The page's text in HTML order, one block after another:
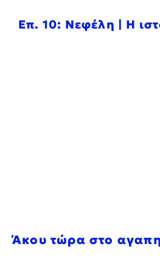
Επ. 10: Νεφέλη | Η
Άκου τώρα στο